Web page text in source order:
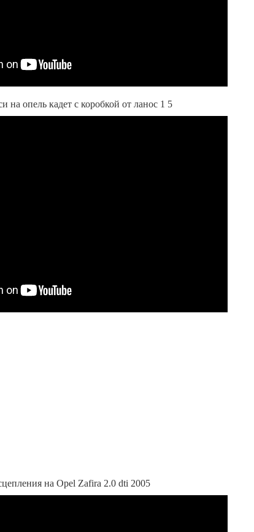
на опель кадет с коробкой от ланос 1 5
на Opel Zafira 2.0 dti 2005